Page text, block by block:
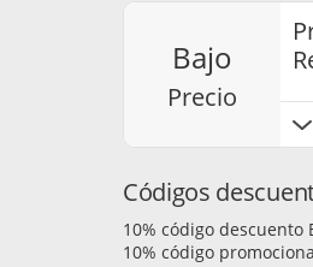
bajo
precio
Códigos
10% código descuento
10% código